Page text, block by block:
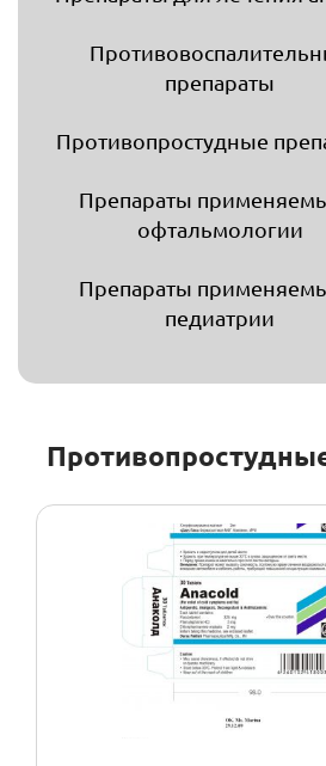
препараты
Противопростудные
Препараты
офтальмологии
Препараты
педиатрии